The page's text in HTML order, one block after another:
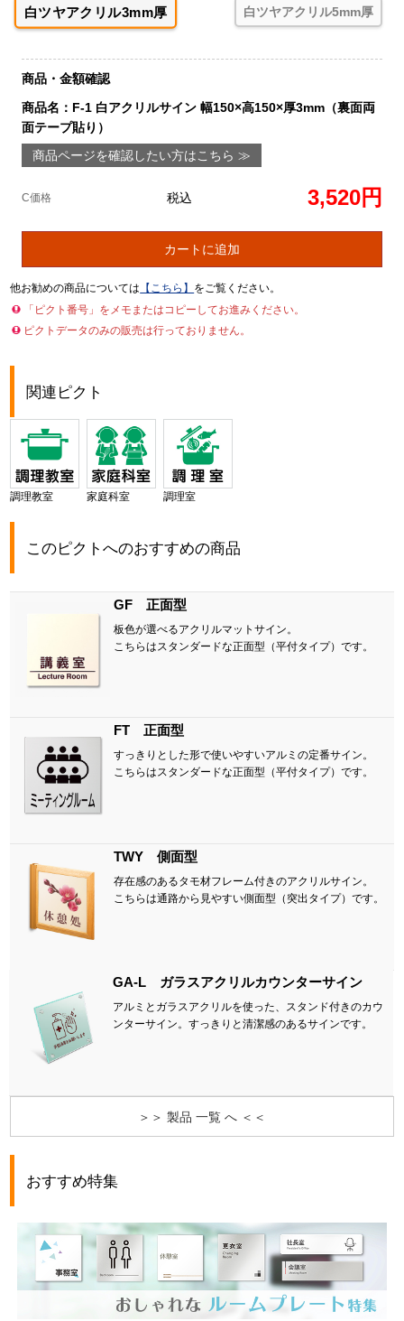
白ツヤアクリル3mm厚 白ツヤアクリル5mm厚
商品・金額確認
商品名：F-1 白アクリルサイン 幅150×高150×厚3mm（裏面両
面テープ貼り）
商品ページを確認したい方はこちら ≫
C価格 税込 3,520円
カートに追加
他お勧めの商品については 【こちら】 をご覧ください。
「ピクト番号」をメモまたはコピーしてお進みください。
ピクトデータのみの販売は行っておりません。
関連ピクト
調理教室 家庭科室 調理室
このピクトへのおすすめの商品
GF 正面型
板色が選べるアクリルマットサイン。
こちらはスタンダードな正面型（平付タイプ）です。
FT 正面型
すっきりとした形で使いやすいアルミの定番サイン。
こちらはスタンダードな正面型（平付タイプ）です。
TWY 側面型
存在感のあるタモ材フレーム付きのアクリルサイン。
こちらは通路から見やすい側面型（突出タイプ）です。
GA-L ガラスアクリルカウンターサイン
アルミとガラスアクリルを使った、スタンド付きのカウ
ンターサイン。すっきりと清潔感のあるサインです。
＞＞ 製品 一覧 へ ＜＜
おすすめ特集